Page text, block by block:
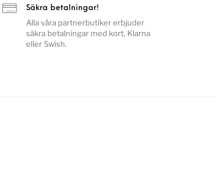
Säkra betalningar!
Alla våra partnerbutiker erbjuder
säkra betalningar med kort, Klarna
eller Swish.